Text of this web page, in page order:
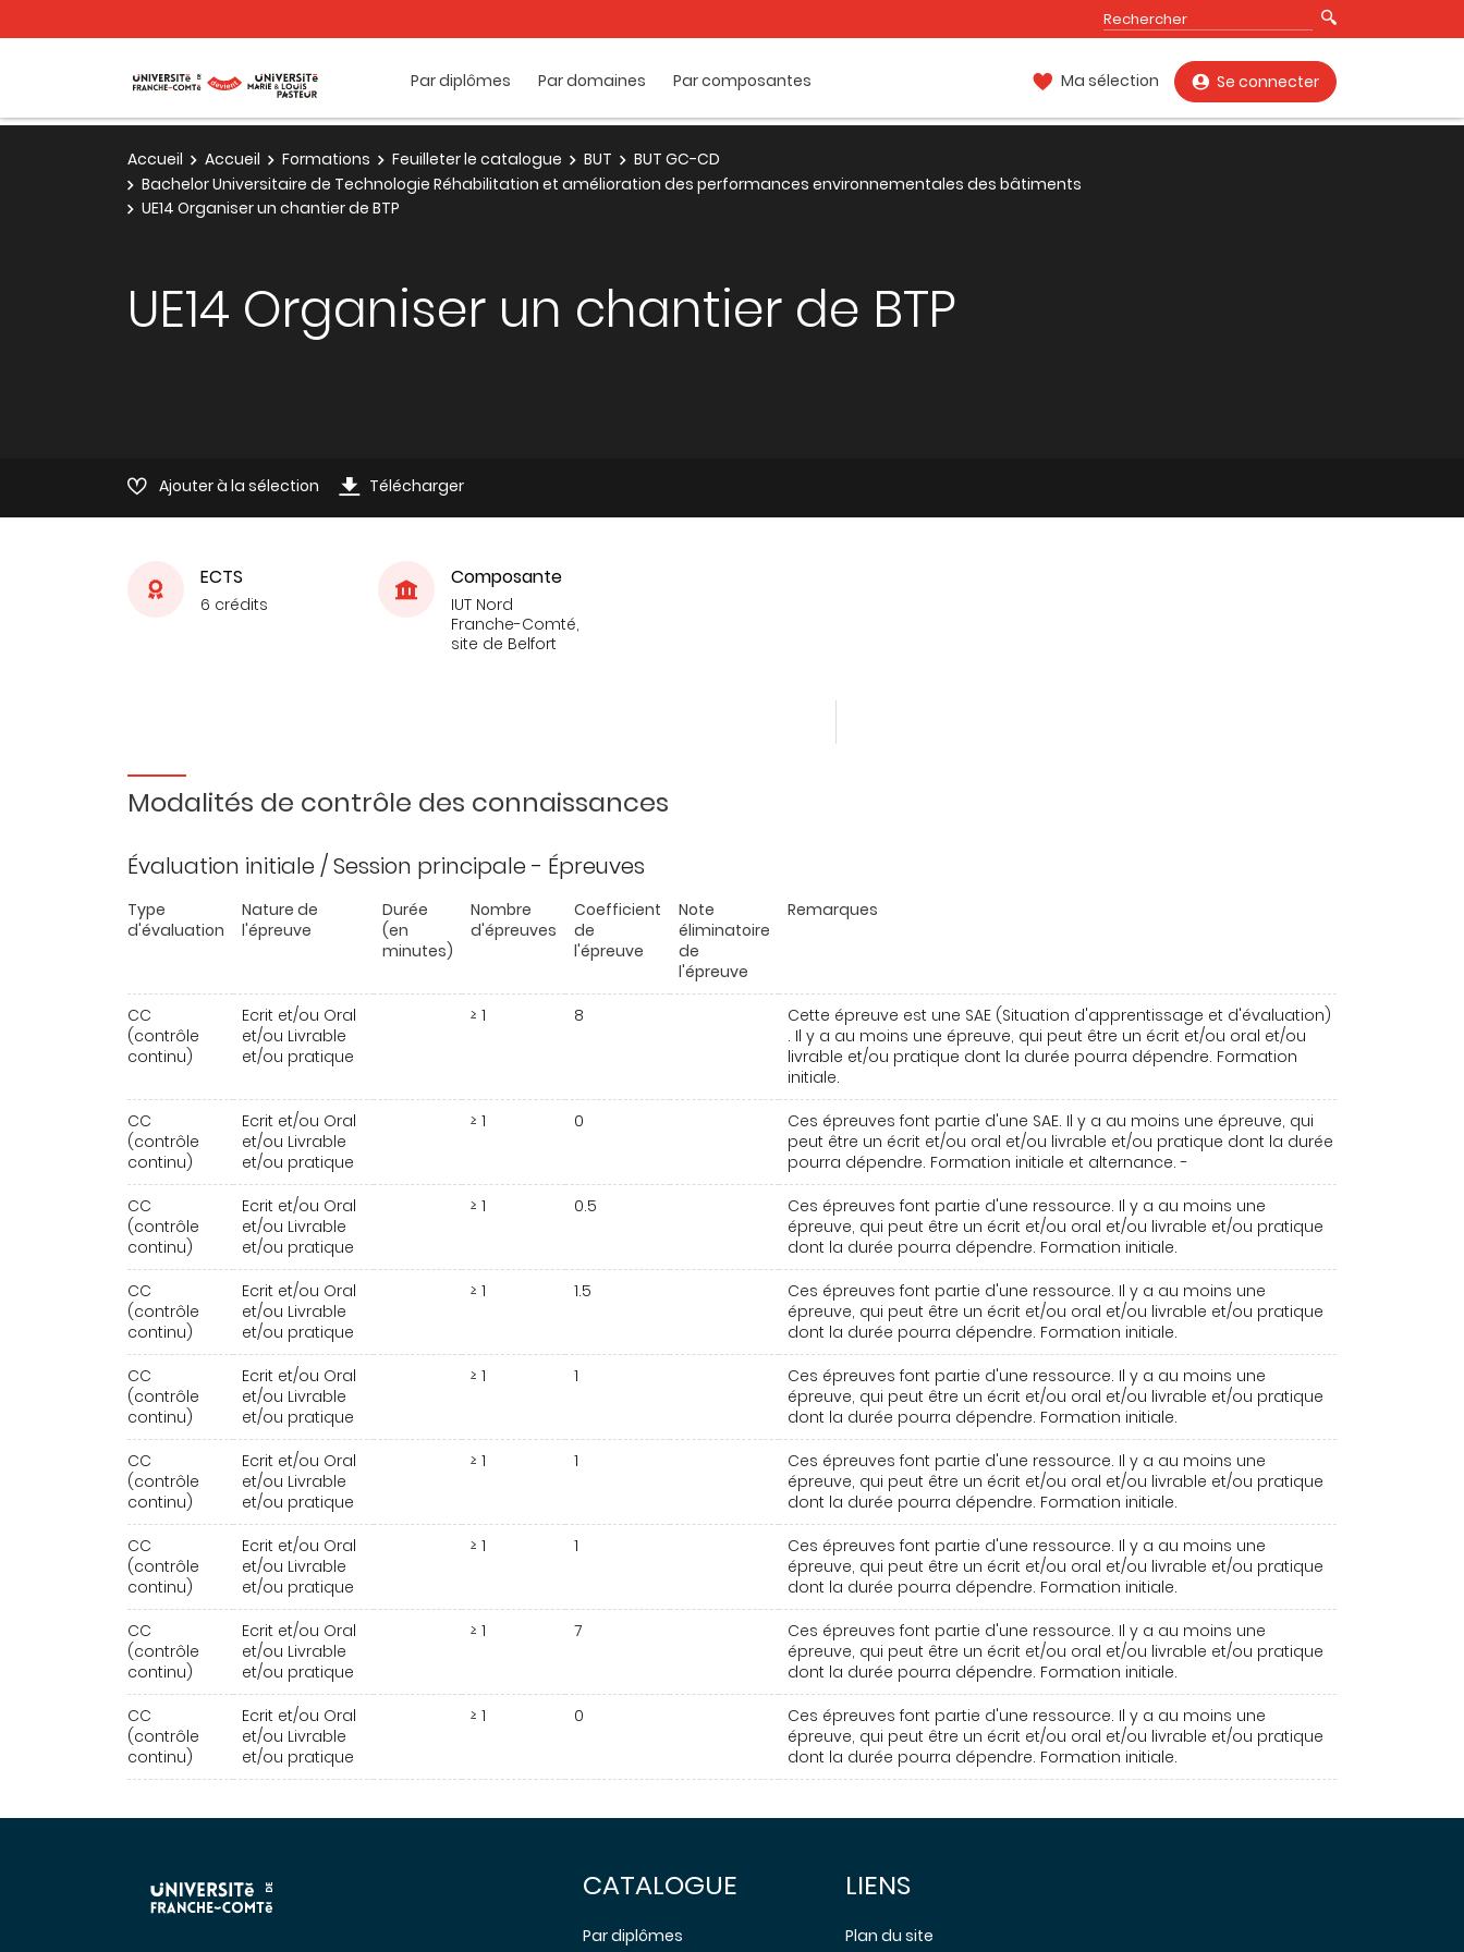
Par diplômes Par domaines Par composantes Ma sélection Se connecter
Accueil Accueil Formations Feuilleter le catalogue BUT
BUT GC-CD
Bachelor Universitaire de Technologie Réhabilitation et amélioration des performances environnementales des bâtiments
UE14 Organiser un chantier de BTP
UE14 Organiser un chantier de BTP
Ajouter à la sélection Télécharger
ECTS
6 crédits
Composante
IUT Nord
Franche-Comté,
site de Belfort
Modalités de contrôle des connaissances
Évaluation initiale / Session principale - Épreuves
Type
d'évaluation
Nature de
l'épreuve
Durée
(en
minutes)
Nombre
d'épreuves
Coefficient
de
l'épreuve
Note
éliminatoire
de
l'épreuve
Remarques
CC
(contrôle
continu)
Ecrit et/ou Oral
et/ou Livrable
et/ou pratique
≥ 1 8
Cette épreuve est une SAE (Situation d'apprentissage et d'évaluation)
. Il y a au moins une épreuve, qui peut être un écrit et/ou oral et/ou
livrable et/ou pratique dont la durée pourra dépendre. Formation
initiale.
CC
(contrôle
continu)
Ecrit et/ou Oral
et/ou Livrable
et/ou pratique
≥ 1 0
Ces épreuves font partie d'une SAE. Il y a au moins une épreuve, qui
peut être un écrit et/ou oral et/ou livrable et/ou pratique dont la durée
pourra dépendre. Formation initiale et alternance. -
CC
(contrôle
continu)
Ecrit et/ou Oral
et/ou Livrable
et/ou pratique
≥ 1 0.5
Ces épreuves font partie d'une ressource. Il y a au moins une
épreuve, qui peut être un écrit et/ou oral et/ou livrable et/ou pratique
dont la durée pourra dépendre. Formation initiale.
CC
(contrôle
continu)
Ecrit et/ou Oral
et/ou Livrable
et/ou pratique
≥ 1 1.5
Ces épreuves font partie d'une ressource. Il y a au moins une
épreuve, qui peut être un écrit et/ou oral et/ou livrable et/ou pratique
dont la durée pourra dépendre. Formation initiale.
CC
(contrôle
continu)
Ecrit et/ou Oral
et/ou Livrable
et/ou pratique
≥ 1 1
Ces épreuves font partie d'une ressource. Il y a au moins une
épreuve, qui peut être un écrit et/ou oral et/ou livrable et/ou pratique
dont la durée pourra dépendre. Formation initiale.
CC
(contrôle
continu)
Ecrit et/ou Oral
et/ou Livrable
et/ou pratique
≥ 1 1
Ces épreuves font partie d'une ressource. Il y a au moins une
épreuve, qui peut être un écrit et/ou oral et/ou livrable et/ou pratique
dont la durée pourra dépendre. Formation initiale.
CC
(contrôle
continu)
Ecrit et/ou Oral
et/ou Livrable
et/ou pratique
≥ 1 1
Ces épreuves font partie d'une ressource. Il y a au moins une
épreuve, qui peut être un écrit et/ou oral et/ou livrable et/ou pratique
dont la durée pourra dépendre. Formation initiale.
CC
(contrôle
continu)
Ecrit et/ou Oral
et/ou Livrable
et/ou pratique
≥ 1 7
Ces épreuves font partie d'une ressource. Il y a au moins une
épreuve, qui peut être un écrit et/ou oral et/ou livrable et/ou pratique
dont la durée pourra dépendre. Formation initiale.
CC
(contrôle
continu)
Ecrit et/ou Oral
et/ou Livrable
et/ou pratique
≥ 1 0
Ces épreuves font partie d'une ressource. Il y a au moins une
épreuve, qui peut être un écrit et/ou oral et/ou livrable et/ou pratique
dont la durée pourra dépendre. Formation initiale.
CATALOGUE
Par diplômes
LIENS
Plan du site